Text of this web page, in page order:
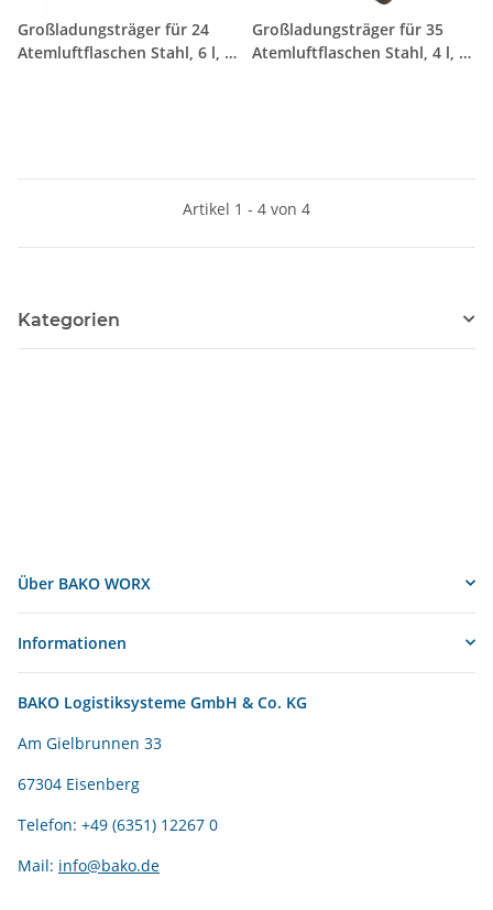
Großladungsträger für 24
Atemluftflaschen Stahl, 6 l, Ø
Großladungsträger für 35
Atemluftflaschen Stahl, 4 l, Ø
Artikel 1 - 4 von 4
Kategorien
Über BAKO WORX
Informationen
BAKO Logistiksysteme GmbH & Co. KG
Am Gielbrunnen 33
67304 Eisenberg
Telefon: +49 (6351) 12267 0
Mail: info@bako.de